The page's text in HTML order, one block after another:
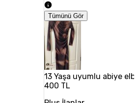
Tümünü Gör
13 Yaşa uyumlu abiye
400 TL